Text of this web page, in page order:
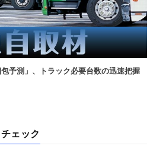
予測」、トラック必要台数の迅速把握
ェック